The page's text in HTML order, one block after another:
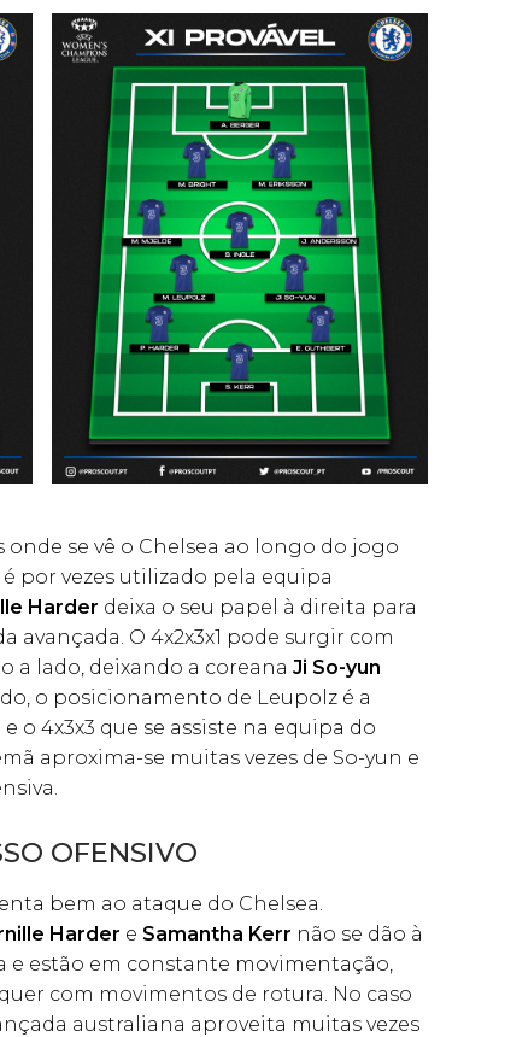
onde se vê o Chelsea ao longo do jogo
é por vezes utilizado pela equipa
Harder deixa o seu papel à direita para
avançada. O 4x2x3x1 pode surgir com
a lado, deixando a coreana Ji So-yun
o posicionamento de Leupolz é a
o 4x3x3 que se assiste na equipa do
aproxima-se muitas vezes de So-yun e
OFENSIVO
bem ao ataque do Chelsea.
Harder e Samantha Kerr não se dão à
e estão em constante movimentação,
com movimentos de rotura. No caso
australiana aproveita muitas vezes